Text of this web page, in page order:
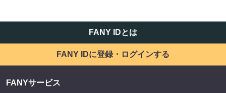
FANY IDとは
FANY IDに登録・ログインする
FANYサービス